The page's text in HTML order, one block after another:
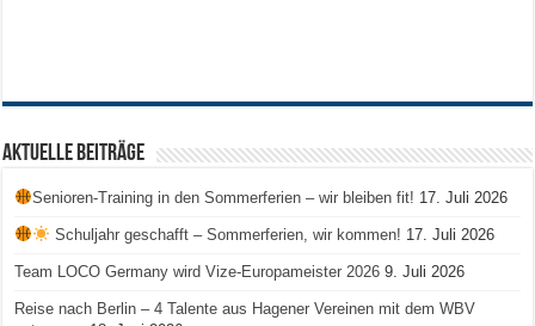
Aktuelle Beiträge
Senioren-Training in den Sommerferien – wir bleiben fit! 17. Juli 2026
Schuljahr geschafft – Sommerferien, wir kommen! 17. Juli 2026
Team LOCO Germany wird Vize-Europameister 2026 9. Juli 2026
Reise nach Berlin – 4 Talente aus Hagener Vereinen mit dem WBV